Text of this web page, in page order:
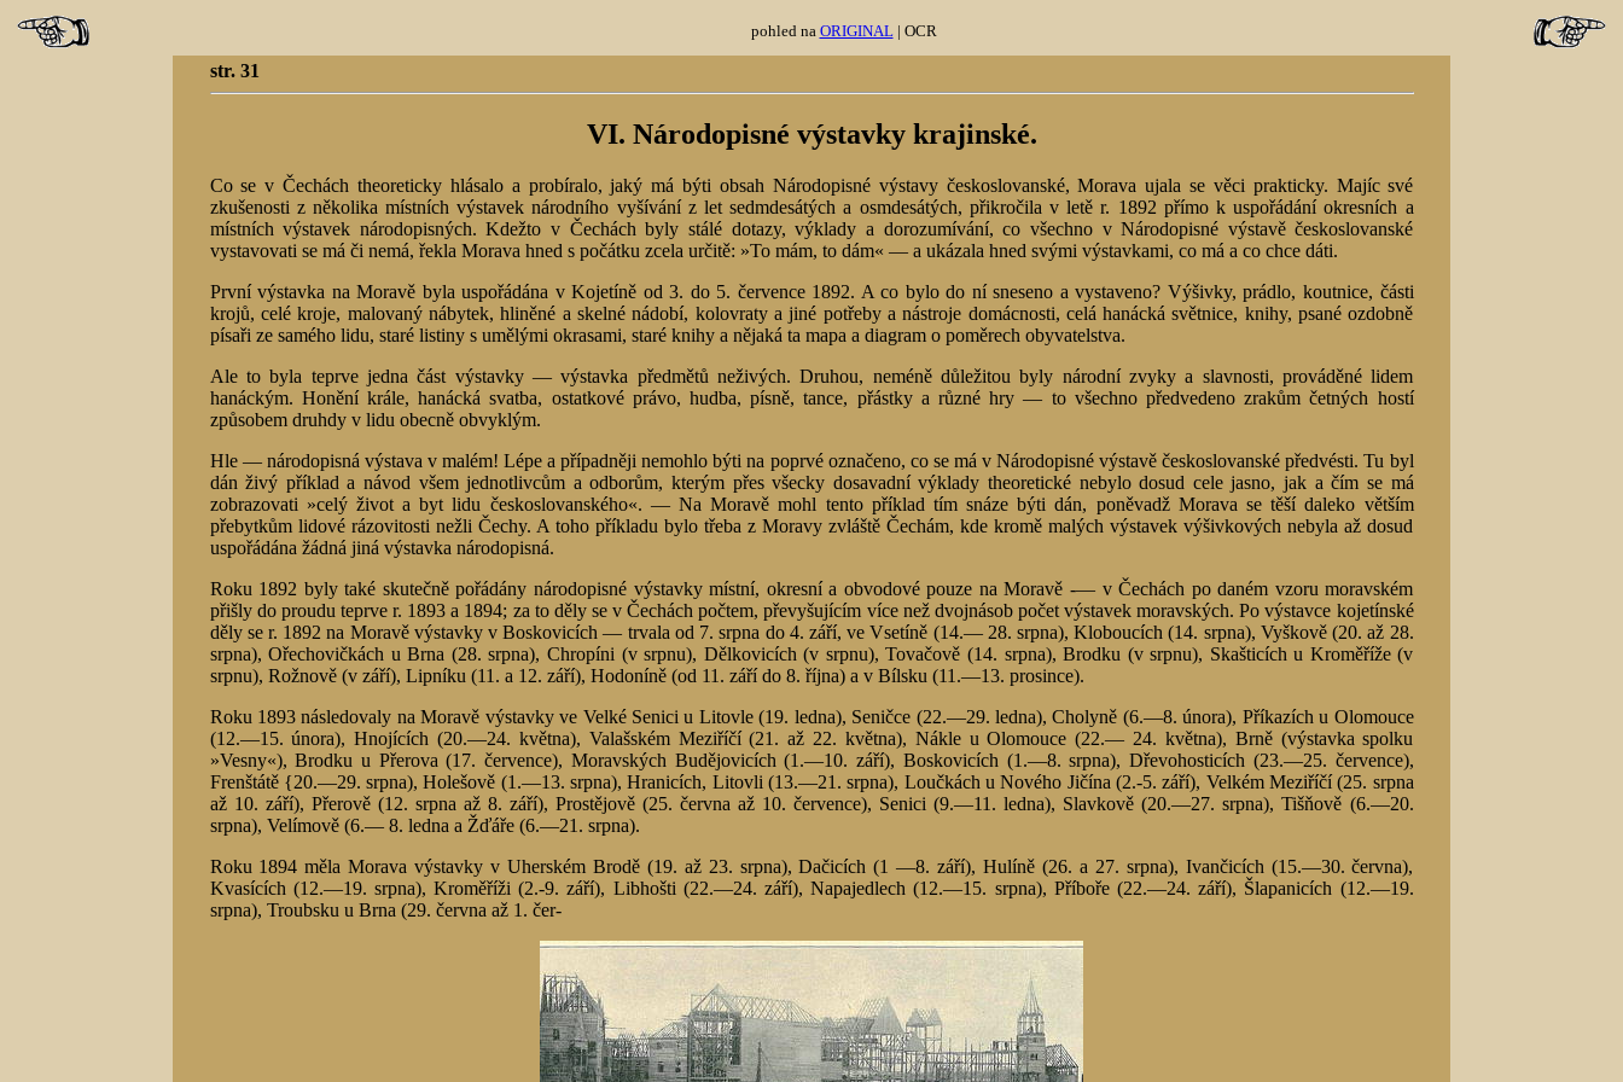
pohled na ORIGINAL| OCR
str. 31
VI. Národopisné výstavky krajinské.
Co se v Čechách theoreticky hlásalo a probíralo, jaký má býti obsah Národopisné výstavy českoslovanské, Morava ujala se věci prakticky. Majíc své
zkušenosti z několika místních výstavek národního vyšívání z let sedmdesátých a osmdesátých, přikročila v letě r. 1892 přímo k uspořádání okresních a
místních výstavek národopisných. Kdežto v Čechách byly stálé dotazy, výklady a dorozumívání, co všechno v Národopisné výstavě českoslovanské
vystavovati se má či nemá, řekla Morava hned s počátku zcela určitě: »To mám, to dám« — a ukázala hned svými výstavkami, co má a co chce dáti.
První výstavka na Moravě byla uspořádána v Kojetíně od 3. do 5. července 1892. A co bylo do ní sneseno a vystaveno? Výšivky, prádlo, koutnice, části
krojů, celé kroje, malovaný nábytek, hliněné a skelné nádobí, kolovraty a jiné potřeby a nástroje domácnosti, celá hanácká světnice, knihy, psané ozdobně
písaři ze samého lidu, staré listiny s umělými okrasami, staré knihy a nějaká ta mapa a diagram o poměrech obyvatelstva.
Ale to byla teprve jedna část výstavky — výstavka předmětů neživých. Druhou, neméně důležitou byly národní zvyky a slavnosti, prováděné lidem
hanáckým. Honění krále, hanácká svatba, ostatkové právo, hudba, písně, tance, přástky a různé hry — to všechno předvedeno zrakům četných hostí
způsobem druhdy v lidu obecně obvyklým.
Hle — národopisná výstava v malém! Lépe a případněji nemohlo býti na poprvé označeno, co se má v Národopisné výstavě českoslovanské předvésti. Tu byl
dán živý příklad a návod všem jednotlivcům a odborům, kterým přes všecky dosavadní výklady theoretické nebylo dosud cele jasno, jak a čím se má
zobrazovati »celý život a byt lidu českoslovanského«. — Na Moravě mohl tento příklad tím snáze býti dán, poněvadž Morava se těší daleko větším
přebytkům lidové rázovitosti nežli Čechy. A toho příkladu bylo třeba z Moravy zvláště Čechám, kde kromě malých výstavek výšivkových nebyla až dosud
uspořádána žádná jiná výstavka národopisná.
Roku 1892 byly také skutečně pořádány národopisné výstavky místní, okresní a obvodové pouze na Moravě -— v Čechách po daném vzoru moravském
přišly do proudu teprve r. 1893 a 1894; za to děly se v Čechách počtem, převyšujícím více než dvojnásob počet výstavek moravských. Po výstavce kojetínské
děly se r. 1892 na Moravě výstavky v Boskovicích — trvala od 7. srpna do 4. září, ve Vsetíně (14.— 28. srpna), Kloboucích (14. srpna), Vyškově (20. až 28.
srpna), Ořechovičkách u Brna (28. srpna), Chropíni (v srpnu), Dělkovicích (v srpnu), Tovačově (14. srpna), Brodku (v srpnu), Skašticích u Kroměříže (v
srpnu), Rožnově (v září), Lipníku (11. a 12. září), Hodoníně (od 11. září do 8. října) a v Bílsku (11.—13. prosince).
Roku 1893 následovaly na Moravě výstavky ve Velké Senici u Litovle (19. ledna), Seničce (22.—29. ledna), Cholyně (6.—8. února), Příkazích u Olomouce
(12.—15. února), Hnojících (20.—24. května), Valašském Meziříčí (21. až 22. května), Nákle u Olomouce (22.— 24. května), Brně (výstavka spolku
»Vesny«), Brodku u Přerova (17. července), Moravských Budějovicích (1.—10. září), Boskovicích (1.—8. srpna), Dřevohosticích (23.—25. července),
Frenštátě {20.—29. srpna), Holešově (1.—13. srpna), Hranicích, Litovli (13.—21. srpna), Loučkách u Nového Jičína (2.-5. září), Velkém Meziříčí (25. srpna
až 10. září), Přerově (12. srpna až 8. září), Prostějově (25. června až 10. července), Senici (9.—11. ledna), Slavkově (20.—27. srpna), Tišňově (6.—20.
srpna), Velímově (6.— 8. ledna a Žďáře (6.—21. srpna).
Roku 1894 měla Morava výstavky v Uherském Brodě (19. až 23. srpna), Dačicích (1 —8. září), Hulíně (26. a 27. srpna), Ivančicích (15.—30. června),
Kvasících (12.—19. srpna), Kroměříži (2.-9. září), Libhošti (22.—24. září), Napajedlech (12.—15. srpna), Příboře (22.—24. září), Šlapanicích (12.—19.
srpna), Troubsku u Brna (29. června až 1. čer-